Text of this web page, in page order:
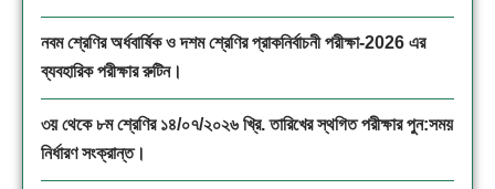
নবম শ্রেণির অর্ধবার্ষিক ও দশম শ্রেণির প্রাকনির্বাচনী পরীক্ষা-2026 এর
ব্যবহারিক পরীক্ষার রুটিন।
৩য় থেকে ৮ম শ্রেণির ১৪/০৭/২০২৬ খ্রি. তারিখের স্থগিত পরীক্ষার পুন:সময়
নির্ধারণ সংক্রান্ত।